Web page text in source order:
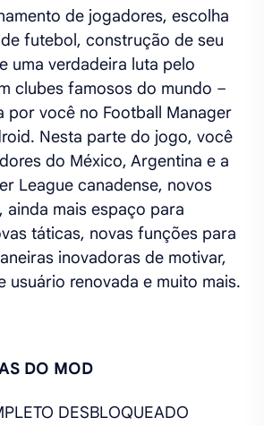
de jogadores, escolha
futebol, construção de seu
uma verdadeira luta pelo
clubes famosos do mundo –
por você no Football Manager
Nesta parte do jogo, você
do México, Argentina e a
League canadense, novos
ainda mais espaço para
táticas, novas funções para
inovadoras de motivar,
usuário renovada e muito mais.
DO MOD
DESBLOQUEADO